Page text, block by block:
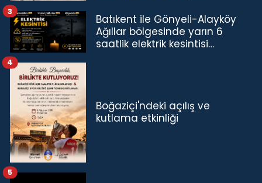
Batıkent ile Gönyeli-Alayköy
Ağıllar bölgesinde yarın 6
saatlik elektrik kesintisi…
3
Boğaziçi'ndeki açılış ve
kutlama etkinliği
4
5